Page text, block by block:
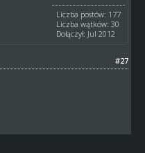
Liczba postów: 177
Liczba wątków: 30
Dołączył: Jul 2012
#27